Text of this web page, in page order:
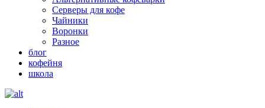
Серверы для кофе
Чайники
Воронки
Разное
блог
кофейня
школа